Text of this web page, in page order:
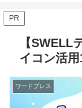
PR
【SWELL
イコン活
ワードプレス